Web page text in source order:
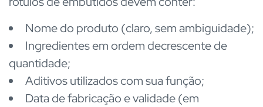
Nome do produto (claro, sem ambiguidade);
Ingredientes em ordem decrescente de
quantidade;
Aditivos utilizados com sua função;
Data de fabricação e validade (em